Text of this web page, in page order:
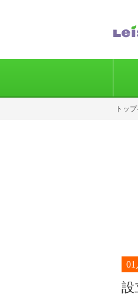
トッ
01
設